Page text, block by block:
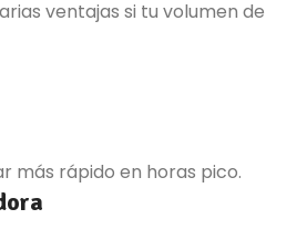
ventajas si tu volumen de
más rápido en horas pico.